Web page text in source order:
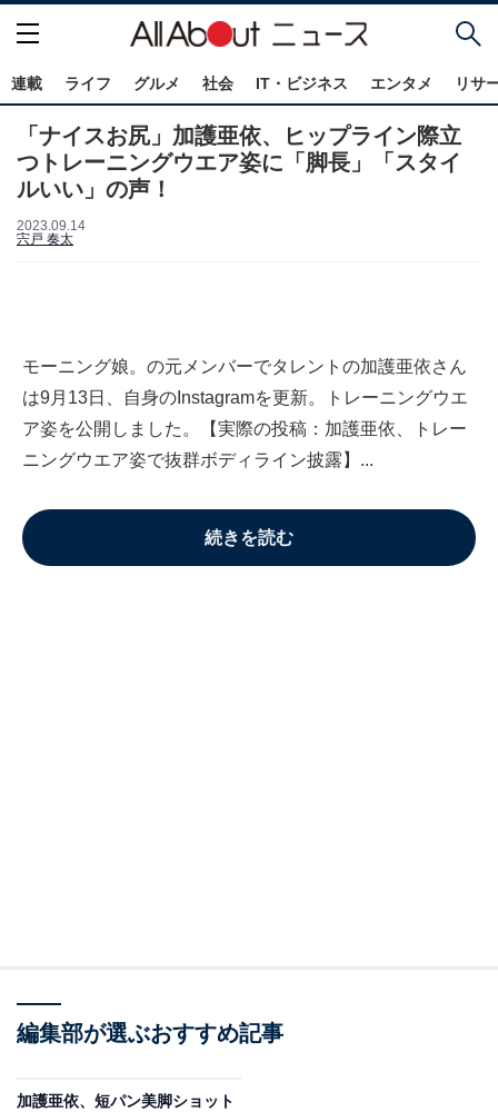
連載 ライフ グルメ 社会 IT・ビジネス エンタメ リサ
「ナイスお尻」加護亜依、ヒップライン際立
つトレーニングウエア姿に「脚長」「スタイ
ルいい」の声！
2023.09.14
宍戸 奏太
モーニング娘。の元メンバーでタレントの加護亜依さん
は9月13日、自身のInstagramを更新。トレーニングウエ
ア姿を公開しました。【実際の投稿：加護亜依、トレー
ニングウエア姿で抜群ボディライン披露】...
続きを読む
編集部が選ぶおすすめ記事
加護亜依、短パン美脚ショット